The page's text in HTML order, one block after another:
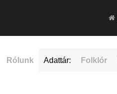
Rólunk Adattár: Folklór